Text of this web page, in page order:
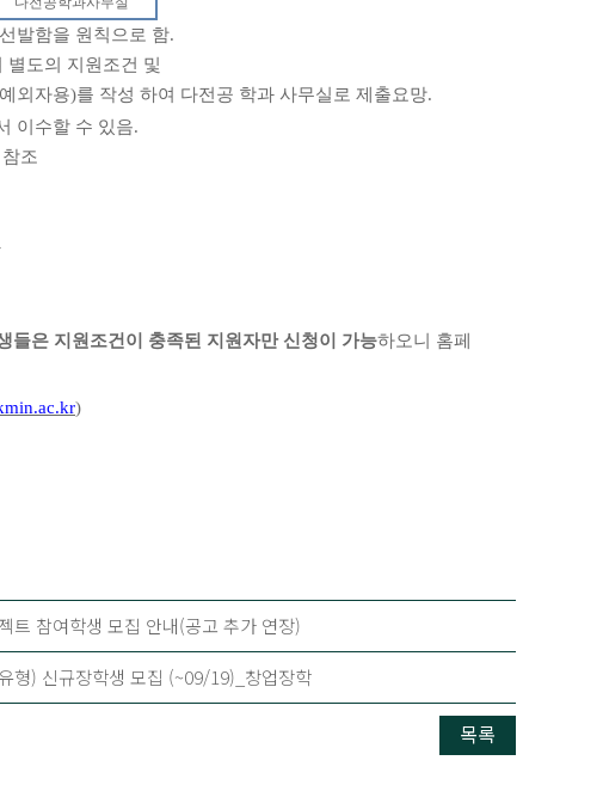
발함을 원칙으로 함.
별도의 지원조건 및
외자용)를 작성 하여 다전공 학과 사무실로 제출요망.
이수할 수 있음.
조
들은 지원조건이 충족된 지원자만 신청이 가능하오니 홈페
)
트 참여학생 모집 안내(공고 추가 연장)
형) 신규장학생 모집 (~09/19)_창업장학
목록